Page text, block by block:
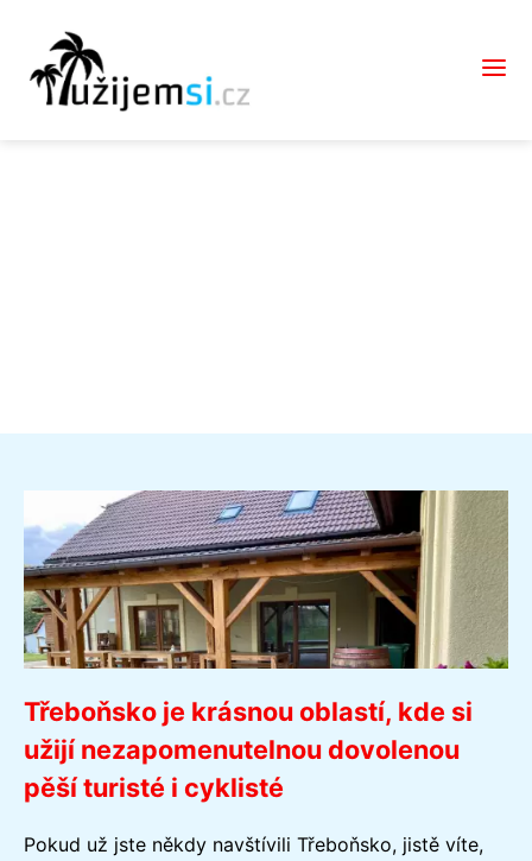
Třeboňsko je krásnou oblastí, kde si
užijí nezapomenutelnou dovolenou
pěší turisté i cyklisté
Pokud už jste někdy navštívili Třeboňsko, jistě víte,